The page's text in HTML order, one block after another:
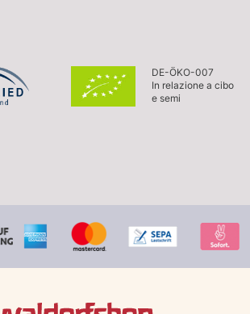
DE-ÖKO-007
In relazione a cibo
e semi